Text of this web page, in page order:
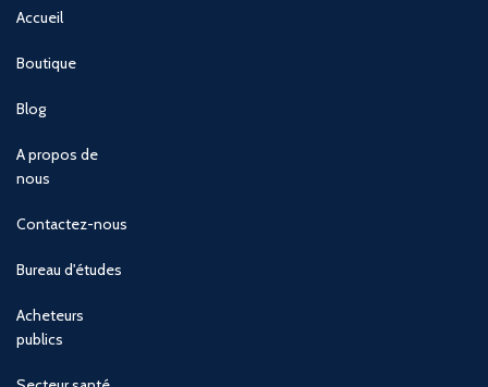
Accueil
Boutique
Blog
A propos de
nous
Contactez-nous
Bureau d'études
Acheteurs
publics